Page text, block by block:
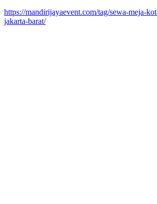
https://mandirijayaevent.com/tag/sewa-meja-
jakarta-barat/